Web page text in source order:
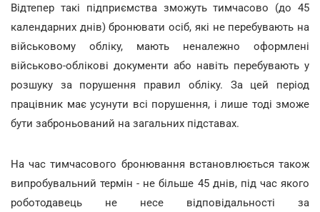
Відтепер такі підприємства зможуть тимчасово (до 45
календарних днів) бронювати осіб, які не перебувають на
військовому обліку, мають неналежно оформлені
військово-облікові документи або навіть перебувають у
розшуку за порушення правил обліку. За цей період
працівник має усунути всі порушення, і лише тоді зможе
бути заброньований на загальних підставах.
На час тимчасового бронювання встановлюється також
випробувальний термін - не більше 45 днів, під час якого
роботодавець не несе відповідальності за